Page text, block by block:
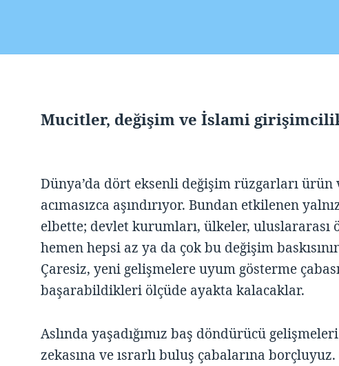
Mucitler, değişim ve İslami
Dünya’da dört eksenli değişim rüzgarları
acımasızca aşındırıyor. Bundan etkilenen
elbette; devlet kurumları, ülkeler,
hemen hepsi az ya da çok bu değişim
Çaresiz, yeni gelişmelere uyum gösterme
başarabildikleri ölçüde ayakta kalacaklar.
Aslında yaşadığımız baş döndürücü
zekasına ve ısrarlı buluş çabalarına